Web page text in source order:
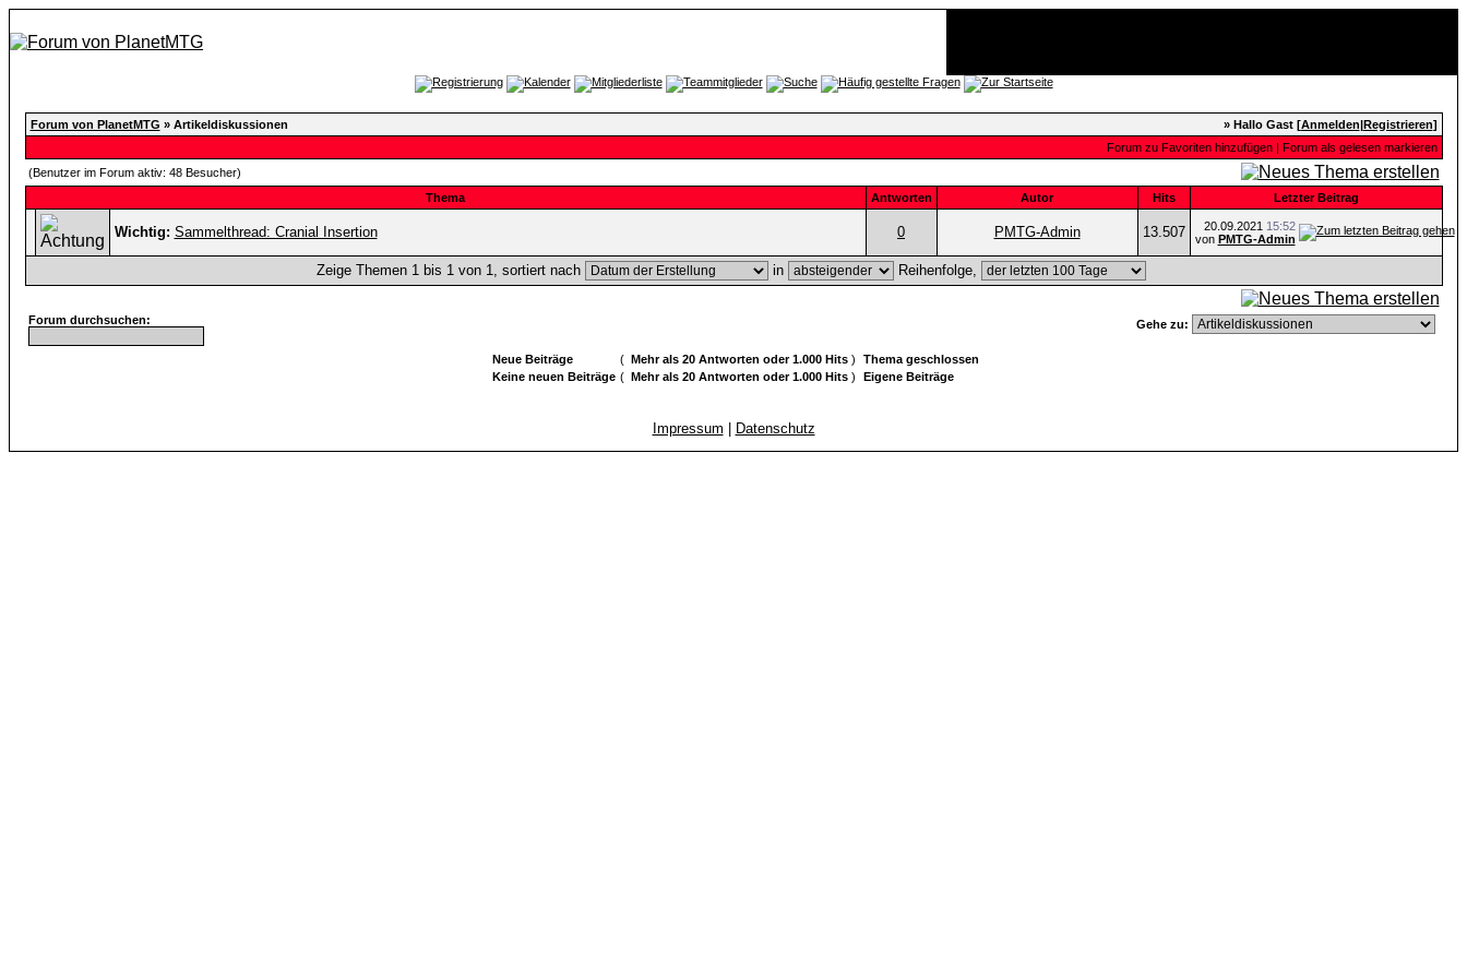
Forum von PlanetMTG » Artikeldiskussionen » Hallo Gast [Anmelden|Registrieren]
Forum zu Favoriten hinzufügen| Forum als gelesen markieren
(Benutzer im Forum aktiv: 48 Besucher)
Thema
Antworten Autor Hits Letzter Beitrag
Wichtig: Sammelthread: Cranial Insertion 0 PMTG-Admin 13.507 20.09.2021 15:52
von PMTG-Admin
Zeige Themen 1 bis 1 von 1, sortiert nach in Reihenfolge,
Forum durchsuchen: Gehe zu:
Neue Beiträge ( Mehr als 20 Antworten oder 1.000 Hits)
Thema geschlossen
Keine neuen Beiträge ( Mehr als 20 Antworten oder 1.000 Hits) Eigene Beiträge
Impressum Datenschutz